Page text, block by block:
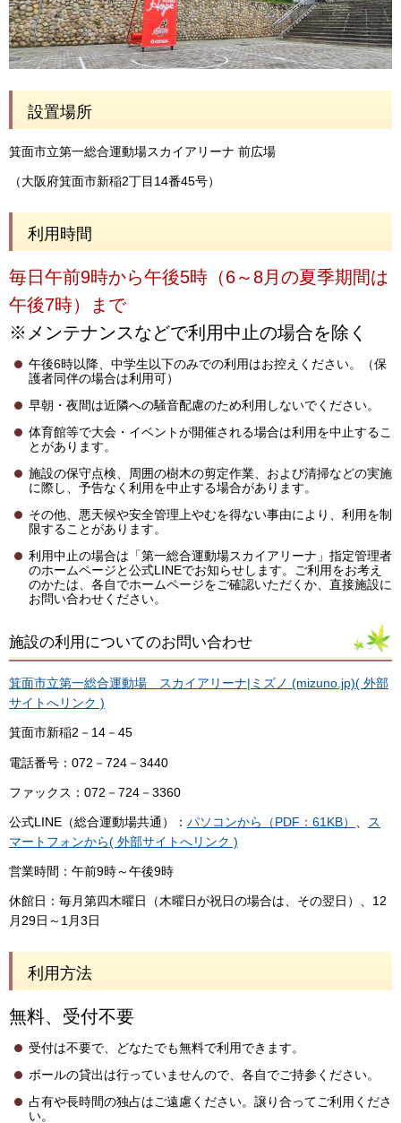
設置場所
箕面市立第一総合運動場スカイアリーナ 前広場
（大阪府箕面市新稲2丁目14番45号）
利用時間
毎日午前9時から午後5時（6～8月の夏季期間は
午後7時）まで
※メンテナンスなどで利用中止の場合を除く
午後6時以降、中学生以下のみでの利用はお控えください。（保
護者同伴の場合は利用可）
早朝・夜間は近隣への騒音配慮のため利用しないでください。
体育館等で大会・イベントが開催される場合は利用を中止するこ
とがあります。
施設の保守点検、周囲の樹木の剪定作業、および清掃などの実施
に際し、予告なく利用を中止する場合があります。
その他、悪天候や安全管理上やむを得ない事由により、利用を制
限することがあります。
利用中止の場合は「第一総合運動場スカイアリーナ」指定管理者
のホームページと公式LINEでお知らせします。ご利用をお考え
のかたは、各自でホームページをご確認いただくか、直接施設に
お問い合わせください。
施設の利用についてのお問い合わせ
箕面市立第一総合運動場 スカイアリーナ|ミズノ (mizuno.jp)( 外部
サイトへリンク )
箕面市新稲2－14－45
電話番号：072－724－3440
ファックス：072－724－3360
公式LINE（総合運動場共通）： パソコンから（PDF：61KB）
ス
マートフォンから( 外部サイトへリンク )
営業時間：午前9時～午後9時
休館日：毎月第四木曜日（木曜日が祝日の場合は、その翌日）、12
月29日～1月3日
利用方法
無料、受付不要
受付は不要で、どなたでも無料で利用できます。
ボールの貸出は行っていませんので、各自でご持参ください。
占有や長時間の独占はご遠慮ください。譲り合ってご利用くださ
い。